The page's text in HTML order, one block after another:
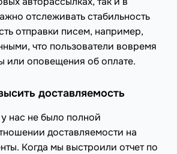
отслеживать стабильность
отправки писем, например,
что пользователи вовремя
или оповещения об оплате.
доставляемость
нас не было полной
доставляемости на
Когда мы выстроили отчет по